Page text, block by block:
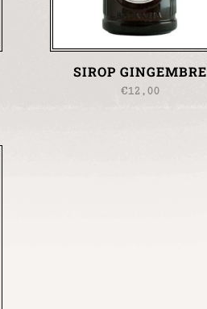
SIROP GINGEMBRE
€12,00